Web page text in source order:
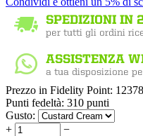
Prezzo in Fidelity Point:
Punti fedeltà: 310 punti
Gusto:
+
−